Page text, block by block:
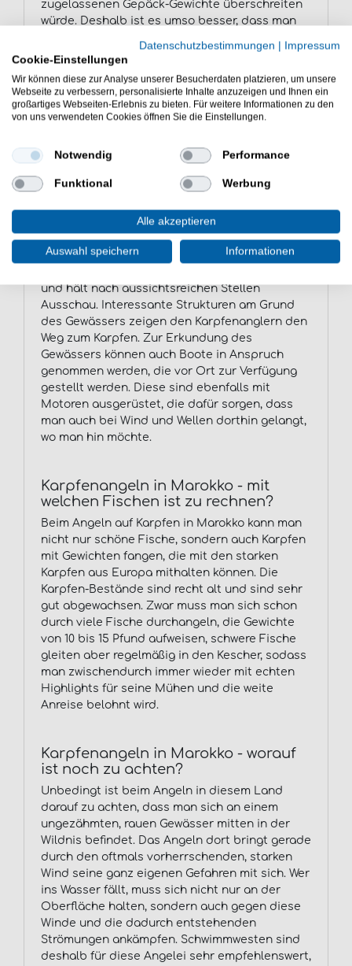
zugelassenen Gepäck-Gewichte überschreiten
würde. Deshalb ist es umso besser, dass man
steht dabei ganz besonders im Fokus. Er ist in
und die Karpfen mögen die gelben Körner. Über
die Ansprechpartner vor Ort kann man den
Kauf des Futters für das Karpfenangeln in
Karpfenangeln in Marokko - wie
Beim Karpfenangeln in Marokko geht man nicht
wesentlich anders vor, als beim Angeln auf
Karpfen in Europa. Man verschafft sich
und hält nach aussichtsreichen Stellen
Ausschau. Interessante Strukturen am Grund
des Gewässers zeigen den Karpfenanglern den
Weg zum Karpfen. Zur Erkundung des
Gewässers können auch Boote in Anspruch
genommen werden, die vor Ort zur Verfügung
gestellt werden. Diese sind ebenfalls mit
Motoren ausgerüstet, die dafür sorgen, dass
man auch bei Wind und Wellen dorthin gelangt,
wo man hin möchte.
Karpfenangeln in Marokko - mit
welchen Fischen ist zu rechnen?
Beim Angeln auf Karpfen in Marokko kann man
nicht nur schöne Fische, sondern auch Karpfen
mit Gewichten fangen, die mit den starken
Karpfen aus Europa mithalten können. Die
Karpfen-Bestände sind recht alt und sind sehr
gut abgewachsen. Zwar muss man sich schon
durch viele Fische durchangeln, die Gewichte
von 10 bis 15 Pfund aufweisen, schwere Fische
gleiten aber regelmäßig in den Kescher, sodass
man zwischendurch immer wieder mit echten
Highlights für seine Mühen und die weite
Anreise belohnt wird.
Karpfenangeln in Marokko - worauf
ist noch zu achten?
Unbedingt ist beim Angeln in diesem Land
darauf zu achten, dass man sich an einem
ungezähmten, rauen Gewässer mitten in der
Wildnis befindet. Das Angeln dort bringt gerade
durch den oftmals vorherrschenden, starken
Wind seine ganz eigenen Gefahren mit sich. Wer
ins Wasser fällt, muss sich nicht nur an der
Oberfläche halten, sondern auch gegen diese
Winde und die dadurch entstehenden
Strömungen ankämpfen. Schwimmwesten sind
deshalb für diese Angelei sehr empfehlenswert,
Datenschutzbestimmungen | Impressum
Cookie-Einstellungen
Wir können diese zur Analyse unserer Besucherdaten platzieren, um unsere
Webseite zu verbessern, personalisierte Inhalte anzuzeigen und Ihnen ein
großartiges Webseiten-Erlebnis zu bieten. Für weitere Informationen zu den
von uns verwendeten Cookies öffnen Sie die Einstellungen.
Notwendig Performance
Funktional Werbung
Alle akzeptieren
Auswahl speichern Informationen